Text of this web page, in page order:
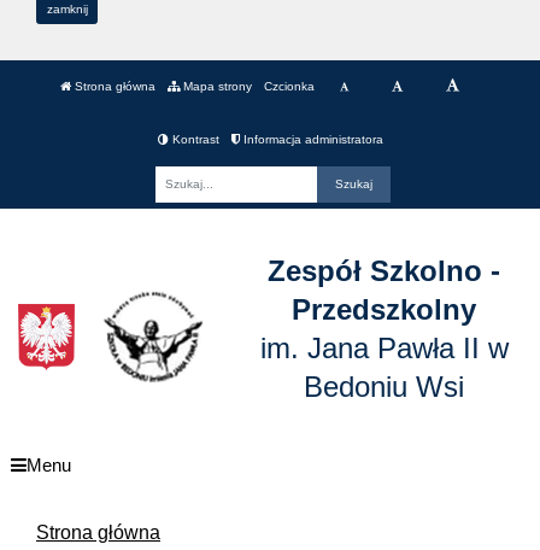
zamknij
Strona główna Mapa strony Czcionka
Kontrast Informacja administratora
Zespół Szkolno -
Przedszkolny
im. Jana Pawła II w
Bedoniu Wsi
Menu
Strona główna